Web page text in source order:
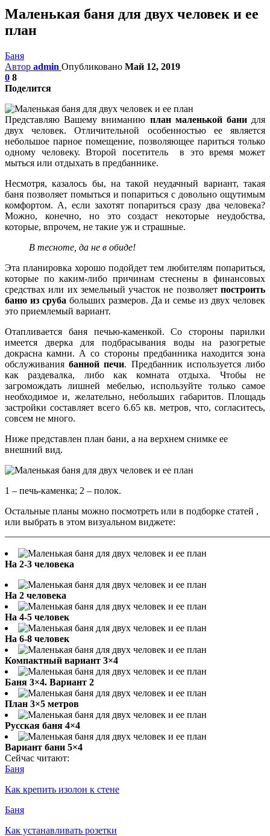
Маленькая баня для двух человек и ее
план
Баня
Автор admin Опубликовано Май 12, 2019
0 8
Поделится
Представляю Вашему вниманию план маленькой банидля
двух человек. Отличительной особенностью ее является
небольшое парное помещение, позволяющее париться только
одному человеку. Второй посетитель в это время может
мыться или отдыхать в предбаннике.
Несмотря, казалось бы, на такой неудачный вариант, такая
баня позволяет помыться и попариться с довольно ощутимым
комфортом. А, если захотят попариться сразу два человека?
Можно, конечно, но это создаст некоторые неудобства,
которые, впрочем, не такие уж и страшные.
В тесноте, да не в обиде!
Эта планировка хорошо подойдет тем любителям попариться,
которые по каким-либо причинам стеснены в финансовых
средствах или их земельный участок не позволяет построить
баню из сруба больших размеров. Да и семье из двух человек
это приемлемый вариант.
Отапливается баня печью-каменкой. Со стороны парилки
имеется дверка для подбрасывания воды на разогретые
докрасна камни. А со стороны предбанника находится зона
обслуживаниябанной печи. Предбанник используется либо
как раздевалка, либо как комната отдыха. Чтобы не
загромождать лишней мебелью, используйте только самое
необходимое и, желательно, небольших габаритов. Площадь
застройки составляет всего 6.65 кв. метров, что, согласитесь,
совсем не много.
Ниже представлен план бани, а на верхнем снимке ее
внешний вид.
1 – печь-каменка; 2 – полок.
Остальные планы можно посмотреть или в подборке статей ,
или выбрать в этом визуальном виджете:
На 2-3 человека
На 2 человека
На 4-5 человек
На 6-8 человек
Компактный вариант 3×4
Баня 3×4. Вариант 2
План 3×5 метров
Русская баня 4×4
Вариант бани 5×4
Сейчас читают:
Баня
Как крепить изолон к стене
Баня
Как устанавливать розетки